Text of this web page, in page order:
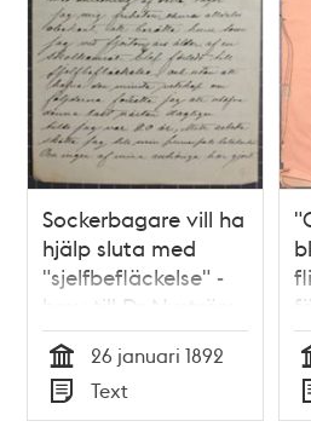
Sockerbagare vill ha
hjälp sluta med
"sjelfbefläckelse" -
brev till Dr Nyström
1892
Tid
26 januari 1892
Typ
Text